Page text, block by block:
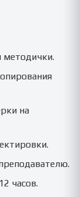
методички.
на
часов.